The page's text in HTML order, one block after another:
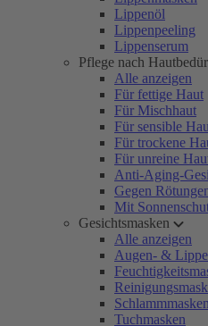
Lippenöl
Lippenpeeling
Lippenserum
Pflege nach
Alle anzeigen
Für fettige Haut
Für Mischhaut
Für sensible
Für trockene
Für unreine
Anti-Aging-
Gegen
Mit
Gesichtsmasken
Alle anzeigen
Augen- &
Schlammmasken
Tuchmasken